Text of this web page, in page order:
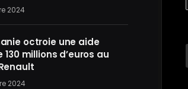
2024
octroie une aide
130 millions d’euros au
2024